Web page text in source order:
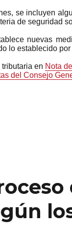
se incluyen
de seguridad
nuevas
lo establecido
en Nota
del Consejo